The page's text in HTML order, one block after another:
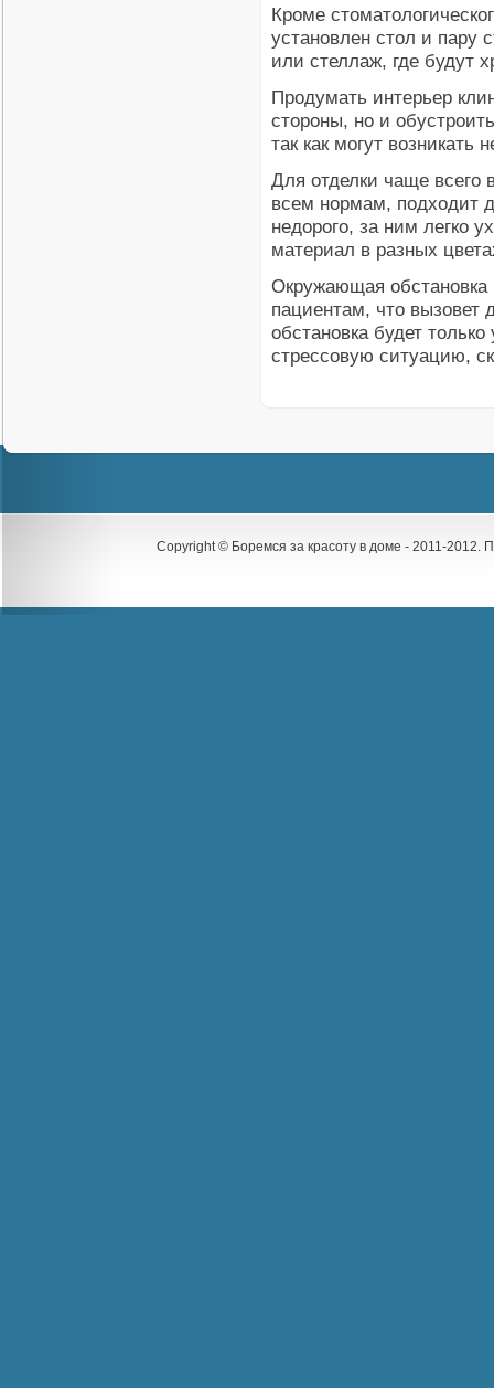
Кроме
установлен стол и пару
или стеллаж, где будут
Продумать интерьер
стороны, но и
так как могут возникать
Для отделки чаще всего
всем нормам, подходит
недорого, за ним легко
материал в разных
Окружающая обстановка
пациентам, что вызовет
обстановка будет
стрессовую ситуацию,
Copyright © Боремся за красоту в доме - 2011-2012.